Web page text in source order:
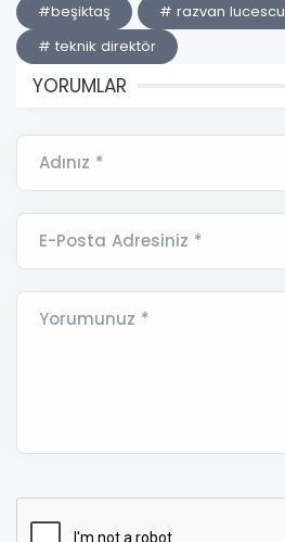
#beşiktaş
# razvan lucescu
# teknik direktör
YORUMLAR
Adınız *
E-Posta Adresiniz *
Yorumunuz *